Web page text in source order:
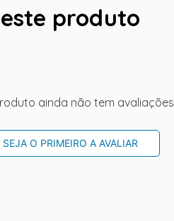
produto
ainda não tem avaliações
SEJA O PRIMEIRO A AVALIAR